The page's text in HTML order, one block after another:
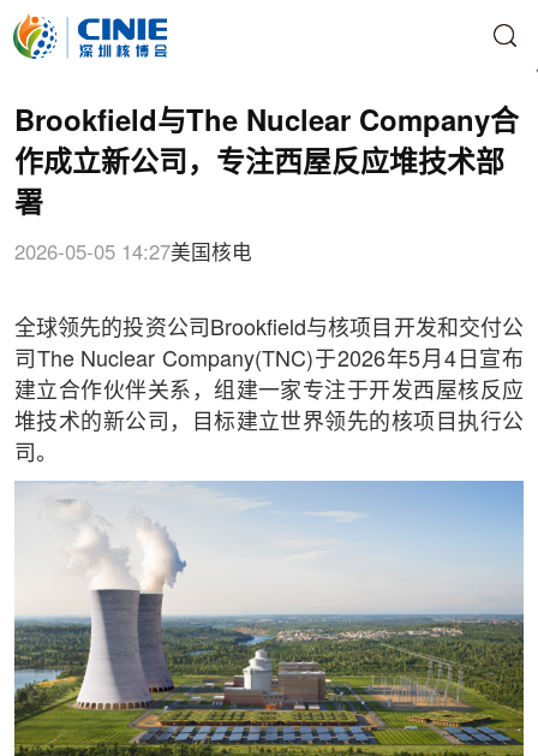
Brookfield与The Nuclear Company合
作成立新公司，专注西屋反应堆技术部
署
2026-05-05 14:27美国核电
全球领先的投资公司Brookfield与核项目开发和交付公
司The Nuclear Company(TNC)于2026年5月4日宣布
建立合作伙伴关系，组建一家专注于开发西屋核反应
堆技术的新公司，目标建立世界领先的核项目执行公
司。